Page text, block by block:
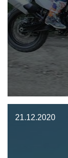
21.12.2020